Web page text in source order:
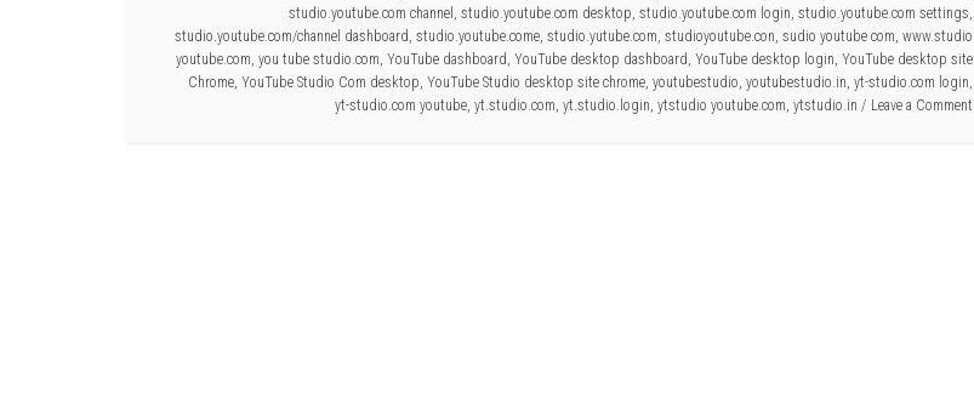
studio.youtube.com channel , studio.youtube.com desktop, studio.youtube.com login, studio.youtube.com settings,
studio.youtube.com/channel dashboard, studio.youtube.come, studio.yutube.com, studioyoutube.con, sudio youtube com, www.studio
youtube.com, you tube studio.com, YouTube dashboard, YouTube desktop dashboard, YouTube desktop login, YouTube desktop site
Chrome, YouTube Studio Com desktop, YouTube Studio desktop site chrome, youtubestudio, youtubestudio.in, yt-studio.com login,
yt-studio.com youtube, yt.studio.com, yt.studio.login, ytstudio youtube.com, ytstudio.in Leave a Comment